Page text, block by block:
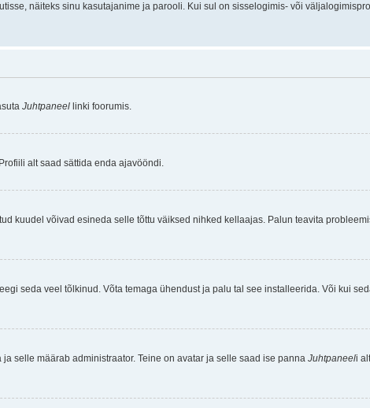
näiteks sinu kasutajanime ja parooli. Kui sul on sisselogimis- või
Juhtpaneel linki foorumis.
alt saad sättida enda ajavööndi.
kuudel võivad esineda selle tõttu väiksed nihked kellaajas. Palun teavita
seda veel tõlkinud. Võta temaga ühendust ja palu tal see installeerida. Või kui
selle määrab administraator. Teine on avatar ja selle saad ise panna Juhtpaneeli